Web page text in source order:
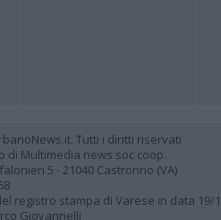
Tutti i diritti riservati
di Multimedia news soc coop.
5 - 21040 Castronno (VA)
registro stampa di Varese in data 19/
Giovannelli